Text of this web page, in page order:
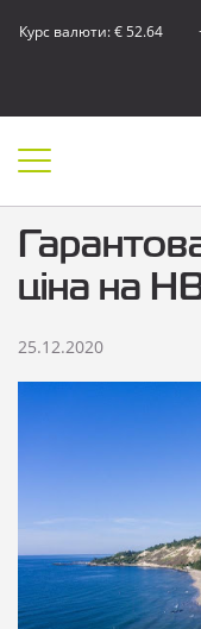
Курс валюти: € 52.64
ціна на
25.12.2020